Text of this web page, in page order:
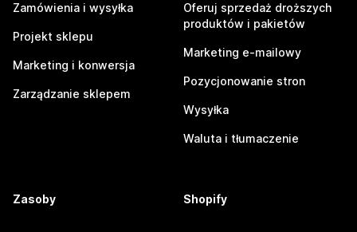
Zamówienia i wysyłka
Projekt sklepu
Marketing i konwersja
Zarządzanie sklepem
Oferuj sprzedaż droższych
produktów i pakietów
Marketing e-mailowy
Pozycjonowanie stron
Wysyłka
Waluta i tłumaczenie
Zasoby Shopify